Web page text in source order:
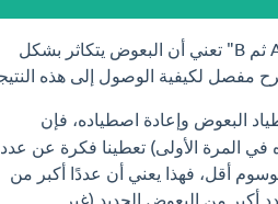
الإجابة "أعلى معدل لتكاثر البعوض في الموقع C ثم A ثم B" تعني أن البعوض يتكاثر بشكل
البعوض وإعادة اصطياده، فإن
في المرة الأولى) تعطينا فكرة عن عدد
أقل، فهذا يعني أن عددًا أكبر من
أكبر من البعوض الجديد (غير